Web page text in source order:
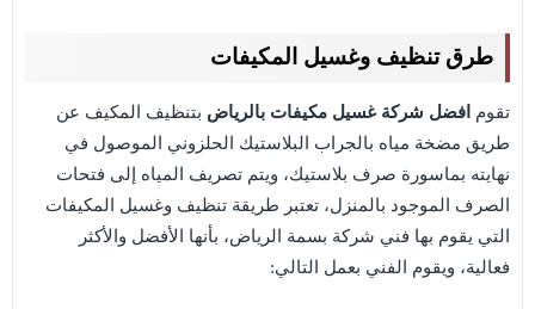
طرق تنظيف وغسيل المكيفات
تقوم افضل شركة غسيل مكيفات بالرياض بتنظيف المكيف عن
طريق مضخة مياه بالجراب البلاستيك الحلزوني الموصول في
نهايته بماسورة صرف بلاستيك، ويتم تصريف المياه إلى فتحات
الصرف الموجود بالمنزل، تعتبر طريقة تنظيف وغسيل المكيفات
التي يقوم بها فني شركة بسمة الرياض، بأنها الأفضل والأكثر
فعالية، ويقوم الفني بعمل التالي: